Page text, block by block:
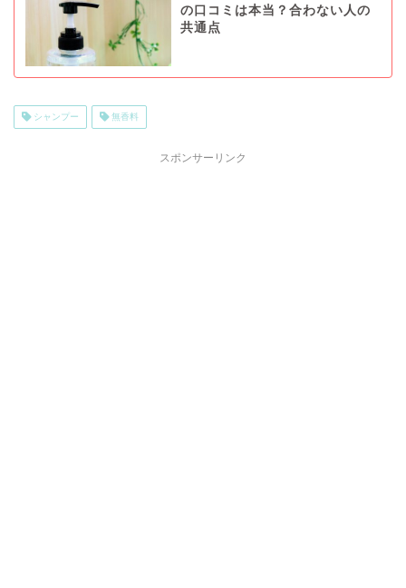
の口コミは本当？合わない人の
共通点
シャンプー 無香料
スポンサーリンク